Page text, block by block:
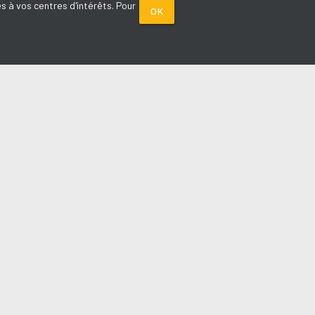
à vos centres d'intérêts. Pour
OK